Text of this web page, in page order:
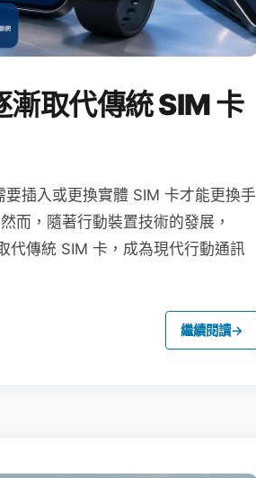
取代傳統 SIM 卡
插入或更換實體 SIM 卡才能更換手
而，隨著行動裝置技術的發展，
代傳統 SIM 卡，成為現代行動通訊
繼續閱讀→